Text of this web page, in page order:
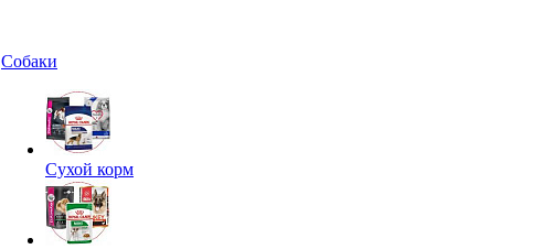
Собаки
Сухой корм